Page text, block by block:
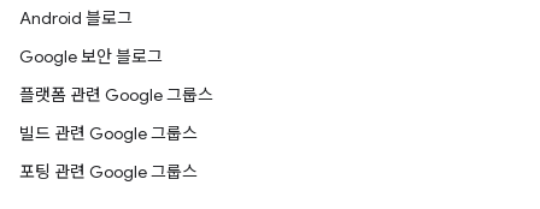
Android 블로그
Google 보안 블로그
플랫폼 관련 Google 그룹스
빌드 관련 Google 그룹스
포팅 관련 Google 그룹스